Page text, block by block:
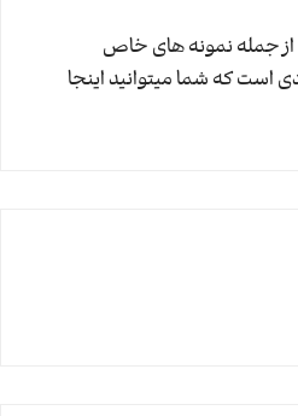
از جمله نمونه های خاص
است که شما میتوانید اینجا